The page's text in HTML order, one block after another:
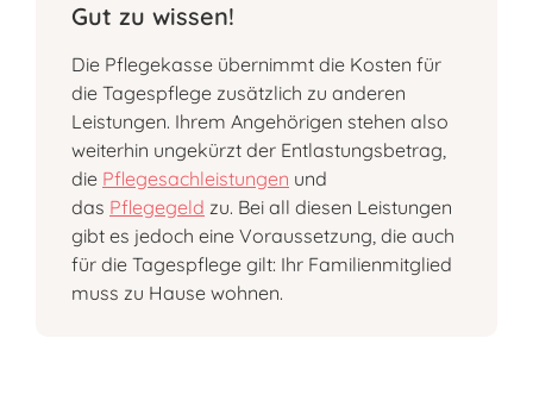
Gut zu wissen!
Die Pflegekasse übernimmt die Kosten für
die Tagespflege zusätzlich zu anderen
Leistungen. Ihrem Angehörigen stehen also
weiterhin ungekürzt der Entlastungsbetrag,
die Pflegesachleistungen und
das Pflegegeld zu. Bei all diesen Leistungen
gibt es jedoch eine Voraussetzung, die auch
für die Tagespflege gilt: Ihr Familienmitglied
muss zu Hause wohnen.